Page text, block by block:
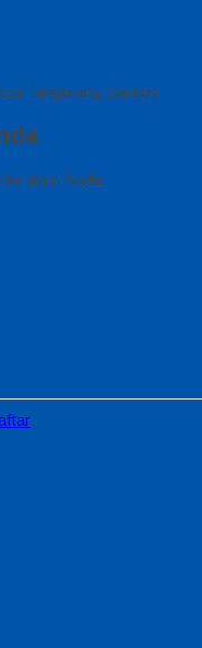
Tangerang Banten
akun Anda.